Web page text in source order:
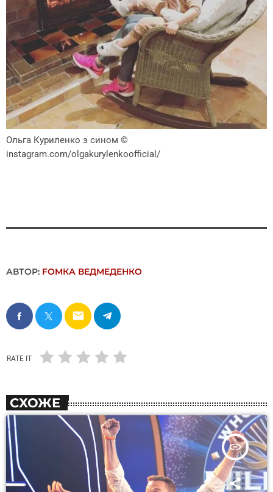
Ольга Куриленко з сином ©
instagram.com/olgakurylenkoofficial/
АВТОР: FОMКА ВЕДМЕДЕНКО
email
RATE IT
СХОЖЕ
insert_link